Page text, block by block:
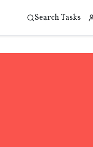
Search Tasks